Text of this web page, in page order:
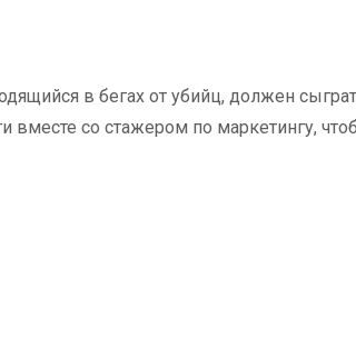
в бегах от убийц, должен
вместе со стажером по маркетингу,